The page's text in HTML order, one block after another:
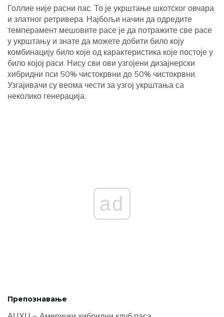
Голлие није расни пас. То је укрштање шкотског овчара
и златног ретривера. Најбољи начин да одредите
темперамент мешовите расе је да потражите све расе
у укрштању и знате да можете добити било коју
комбинацију било које од карактеристика које постоје у
било којој раси. Нису сви ови узгојени дизајнерски
хибридни пси 50% чистокрвни до 50% чистокрвни.
Узгајивачи су веома чести за узгој укрштања са
неколико генерација.
ad
Препознавање